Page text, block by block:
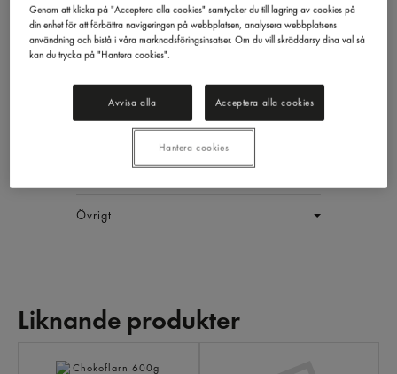
Drömmar Chokladsmak
Eldorado600g
EAN:
LOGGA IN
Generell produktinfo
Innehållsförteckning
Övrigt
Liknande produkter
Genom att klicka på "Acceptera alla cookies" samtycker du till lagring av cookies på
din enhet för att förbättra navigeringen på webbplatsen, analysera webbplatsens
användning och bistå i våra marknadsföringsinsatser. Om du vill skräddarsy dina val så
kan du trycka på "Hantera cookies".
Avvisa alla Acceptera alla cookies
Hantera cookies